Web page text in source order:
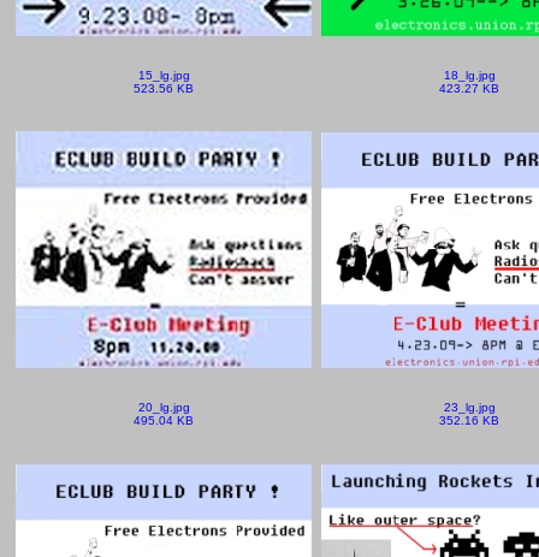
15_lg.jpg
523.56 KB
18_lg.jpg
423.27 KB
20_lg.jpg
495.04 KB
23_lg.jpg
352.16 KB